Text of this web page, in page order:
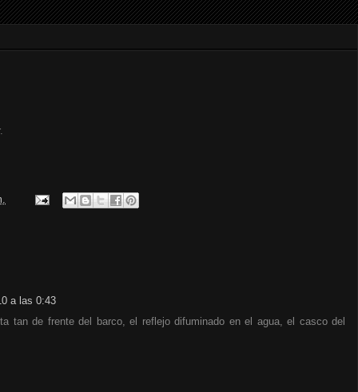
a las 0:43
tan de frente del barco, el reflejo difuminado en el agua, el casco del